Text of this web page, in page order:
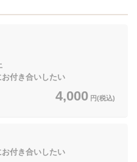
付き合いしたい
4,000 円(税込)
付き合いしたい